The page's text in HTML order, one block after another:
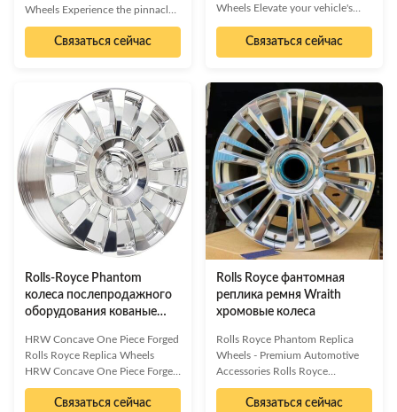
Wheels Experience the pinnacle
of automotive design and
engineering with our Rolls Royce
Replica Wheels. Produced with
premium materials, these wheels
are crafted to deliver exceptional
handling, superior performance,
and an unparalleled aesthetic
that will elevate your vehicle's
presence. Each set is
meticulously made to customer-
specified fitments, ensuring a
perfect integration with your
Связаться сейчас
Wheels Elevate your vehicle's
premium replica wheels. Product
Overview Produced with the
Royce Replica Wheels are built
to deliver the handling that your
ride's performance requires and
please your heart with design and
quality. Exclusive eye-catching
design to complement your
vehicle Lightweight yet durable
construction for unmatched
performance Wear
Связаться сейчас
Rolls-Royce Phantom
колеса послепродажного
оборудования кованые
HRW Concave One Piece Forged
Rolls Royce Replica Wheels
HRW Concave One Piece Forged
Rolls Royce Replica Wheels
Make a lasting impression as you
Связаться сейчас
Rolls Royce фантомная
реплика ремня Wraith
хромовые колеса
Rolls Royce Phantom Replica
Wheels - Premium Automotive
Accessories Rolls Royce
Phantom Replica Wheels Elevate
Your Vehicle's Aesthetics and
Связаться сейчас